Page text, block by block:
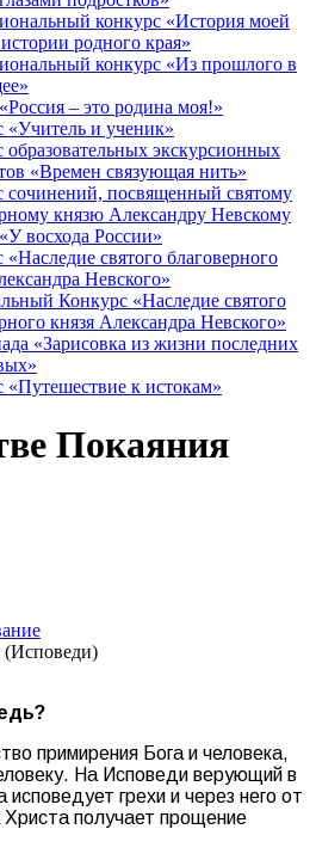
конкурс «История моей
родного края»
конкурс «Из прошлого в
– это родина моя!»
«Учитель и ученик»
образовательных экскурсионных
«Времен связующая нить»
сочинений, посвященный святому
князю Александру Невскому
восхода России»
«Наследие святого благоверного
Невского»
Конкурс «Наследие святого
князя Александра Невского»
«Зарисовка из жизни последних
«Путешествие к истокам»
Покаяния
(Исповеди)
примирения Бога и человека,
На Исповеди верующий в
исповедует грехи и через него от
получает прощение